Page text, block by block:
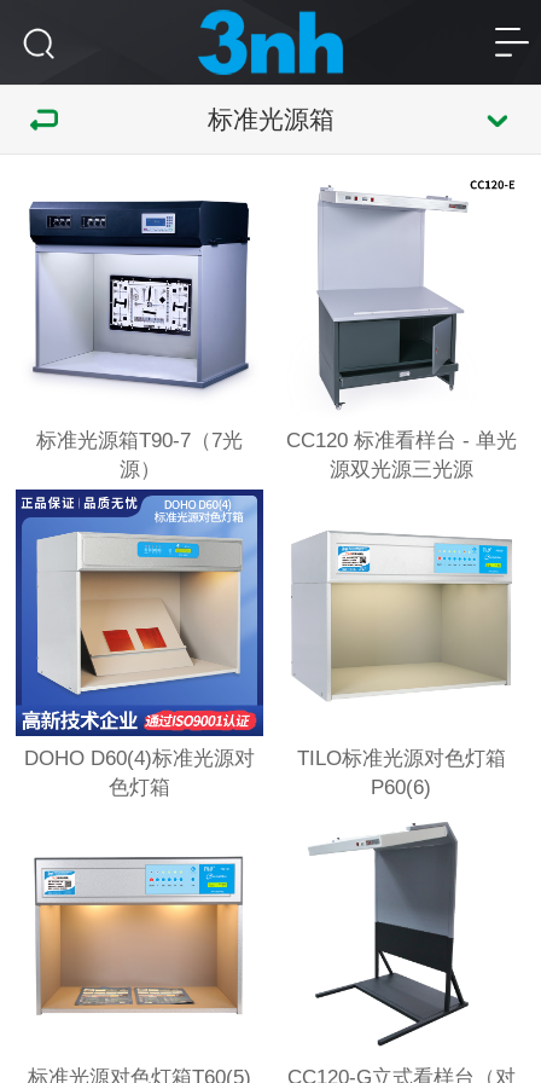
标准光源箱
标准光源箱T90-7（7光
源）
CC120 标准看样台 - 单光
源双光源三光源
DOHO D60(4)标准光源对
色灯箱
TILO标准光源对色灯箱
P60(6)
标准光源对色灯箱T60(5) CC120-G立式看样台（对